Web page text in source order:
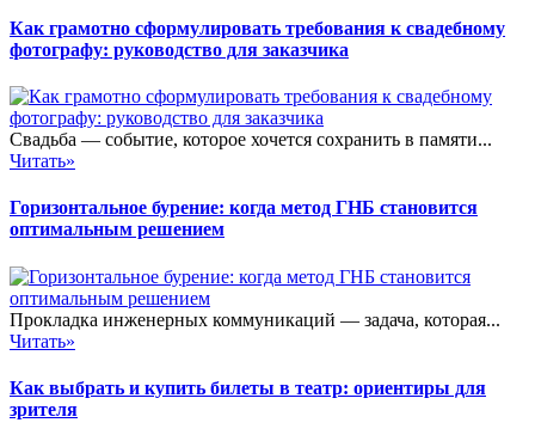
Как грамотно сформулировать требования к свадебному
фотографу: руководство для заказчика
Свадьба — событие, которое хочется сохранить в памяти...
Читать»
Горизонтальное бурение: когда метод ГНБ становится
оптимальным решением
Прокладка инженерных коммуникаций — задача, которая...
Читать»
Как выбрать и купить билеты в театр: ориентиры для
зрителя